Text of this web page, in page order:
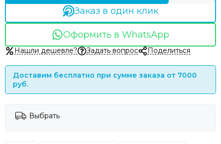
Заказ в один клик
Оформить в WhatsApp
Нашли дешевле? Задать вопрос Поделиться
Доставим бесплатно при сумме заказа от 7000
руб.
Выбрать